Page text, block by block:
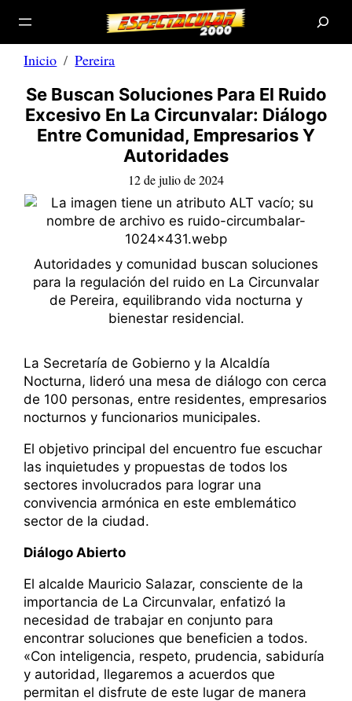
Saltar
contenido
a
Inicio Pereira
Se Buscan Soluciones Para El Ruido
Excesivo En La Circunvalar: Diálogo
Entre Comunidad, Empresarios Y
Autoridades
12 de julio de 2024
Autoridades y comunidad buscan soluciones
para la regulación del ruido en La Circunvalar
de Pereira, equilibrando vida nocturna y
bienestar residencial.
La Secretaría de Gobierno y la Alcaldía
Nocturna, lideró una mesa de diálogo con cerca
de 100 personas, entre residentes, empresarios
nocturnos y funcionarios municipales.
El objetivo principal del encuentro fue escuchar
las inquietudes y propuestas de todos los
sectores involucrados para lograr una
convivencia armónica en este emblemático
sector de la ciudad.
Diálogo Abierto
El alcalde Mauricio Salazar, consciente de la
importancia de La Circunvalar, enfatizó la
necesidad de trabajar en conjunto para
encontrar soluciones que beneficien a todos.
«Con inteligencia, respeto, prudencia, sabiduría
y autoridad, llegaremos a acuerdos que
permitan el disfrute de este lugar de manera